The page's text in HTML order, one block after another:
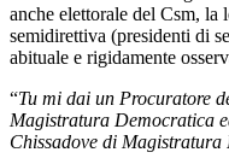
anche elettorale del Csm,
semidirettiva (presidenti di
abituale e rigidamente
“Tu mi dai un Procuratore
Magistratura Democratica
Chissadove di Magistratura